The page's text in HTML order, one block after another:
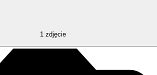
1 zdjęcie